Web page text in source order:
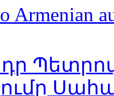
Armenian